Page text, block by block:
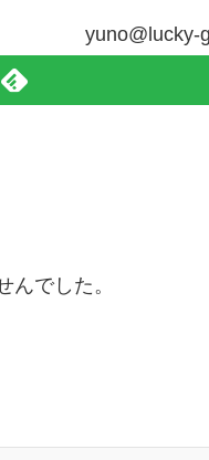
yuno@lucky-
んでした。